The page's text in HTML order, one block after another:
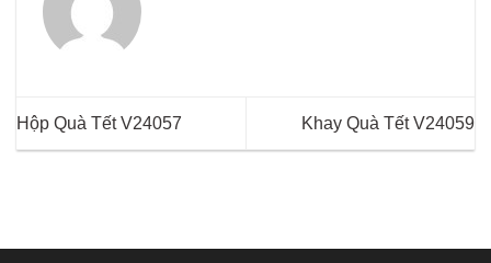
Hộp Quà Tết V24057 Khay Quà Tết V24059